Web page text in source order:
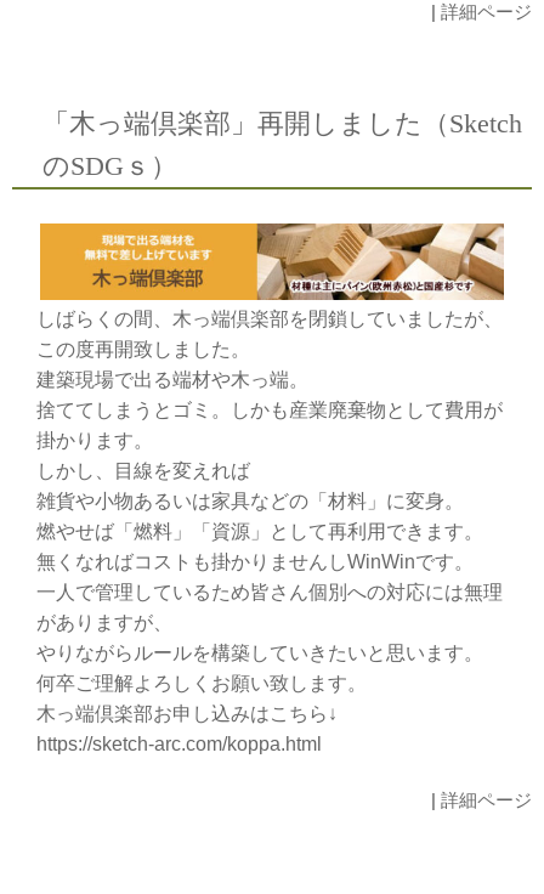
| 詳細ページ
「木っ端倶楽部」再開しました（Sketch
のSDGｓ）
しばらくの間、木っ端倶楽部を閉鎖していましたが、
この度再開致しました。
建築現場で出る端材や木っ端。
捨ててしまうとゴミ。しかも産業廃棄物として費用が
掛かります。
しかし、目線を変えれば
雑貨や小物あるいは家具などの「材料」に変身。
燃やせば「燃料」「資源」として再利用できます。
無くなればコストも掛かりませんしWinWinです。
一人で管理しているため皆さん個別への対応には無理
がありますが、
やりながらルールを構築していきたいと思います。
何卒ご理解よろしくお願い致します。
木っ端倶楽部お申し込みはこちら↓
https://sketch-arc.com/koppa.html
| 詳細ページ